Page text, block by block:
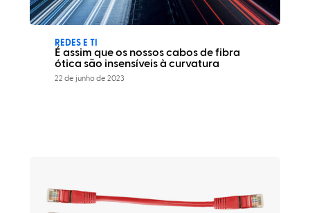
REDES E TI
É assim que os nossos cabos de fibra
ótica são insensíveis à curvatura
22 de junho de 2023